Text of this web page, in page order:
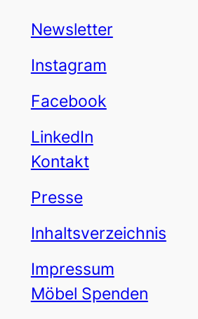
Newsletter
Instagram
Facebook
LinkedIn
Kontakt
Presse
Inhaltsverzeichnis
Impressum
Möbel Spenden